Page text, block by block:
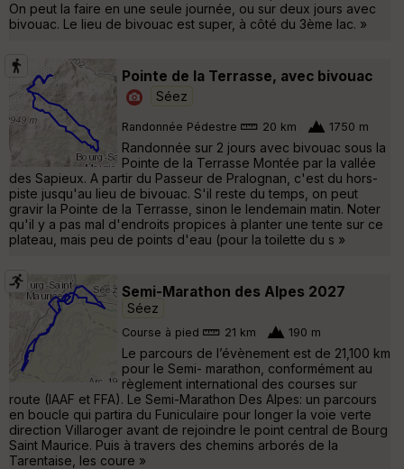
On peut la faire en une seule journée, ou sur deux jours avec
bivouac. Le lieu de bivouac est super, à côté du 3ème lac. »
Pointe de la Terrasse, avec bivouac
Séez
Randonnée Pédestre 20 km 1750 m
Randonnée sur 2 jours avec bivouac sous la
Pointe de la Terrasse Montée par la vallée
des Sapieux. A partir du Passeur de Pralognan, c'est du hors-
piste jusqu'au lieu de bivouac. S'il reste du temps, on peut
gravir la Pointe de la Terrasse, sinon le lendemain matin. Noter
qu'il y a pas mal d'endroits propices à planter une tente sur ce
plateau, mais peu de points d'eau (pour la toilette du s »
Semi-Marathon des Alpes 2027
Séez
Course à pied 21 km 190 m
Le parcours de l’évènement est de 21,100 km
pour le Semi- marathon, conformément au
règlement international des courses sur
route (IAAF et FFA). Le Semi-Marathon Des Alpes: un parcours
en boucle qui partira du Funiculaire pour longer la voie verte
direction Villaroger avant de rejoindre le point central de Bourg
Saint Maurice. Puis à travers des chemins arborés de la
Tarentaise, les coure »